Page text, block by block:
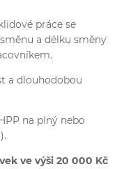
práce se
a délku směny
a dlouhodobou
na plný nebo
ve výši 20 000 Kč